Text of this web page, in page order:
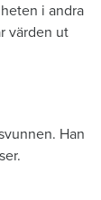
i andra
värden ut
Han